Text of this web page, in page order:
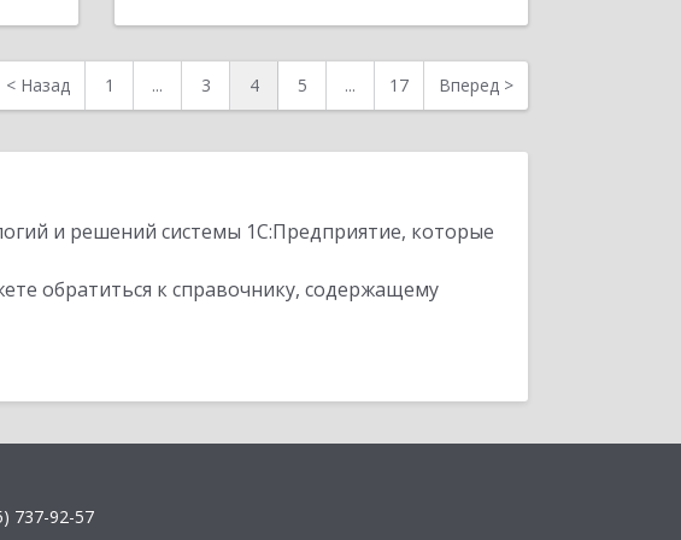
< Назад 1 ... 3 4 5 ... 17 Вперед >
и решений системы 1С:Предприятие, которые
обратиться к справочнику, содержащему
737-92-57